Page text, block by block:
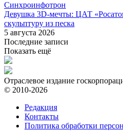
Синхроинфотрон
Девушка 3D-мечты: ЦАТ
скульптуру из песка
5 августа 2026
Последние записи
Показать ещё
Отраслевое издание
© 2010-2026
Редакция
Контакты
Политика обработки